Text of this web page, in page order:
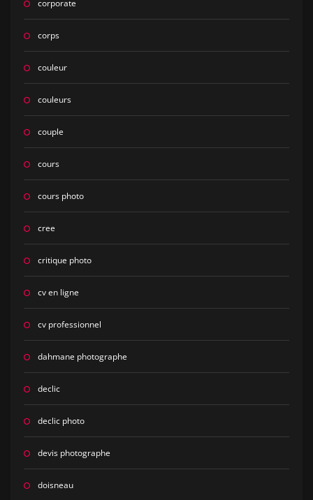
corporate
corps
couleur
couleurs
couple
cours
cours photo
cree
critique photo
cv en ligne
cv professionnel
dahmane photographe
declic
declic photo
devis photographe
doisneau